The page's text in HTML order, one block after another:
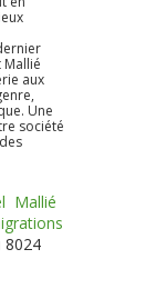
aux
Une
société
Mallié
8024